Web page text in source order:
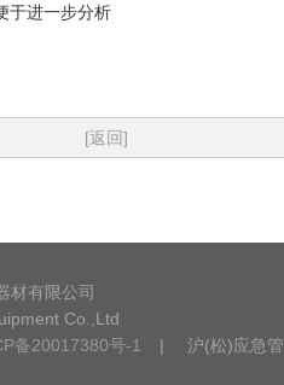
于进一步分析
[返回]
材有限公司
Co.,Ltd
备20017380号-1 | 沪(松)应急